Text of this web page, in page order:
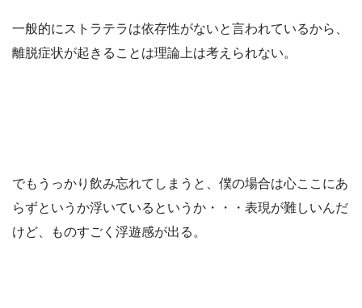
一般的にストラテラは依存性がないと言われているから、
離脱症状が起きることは理論上は考えられない。
でもうっかり飲み忘れてしまうと、僕の場合は心ここにあ
らずというか浮いているというか・・・表現が難しいんだ
けど、ものすごく浮遊感が出る。